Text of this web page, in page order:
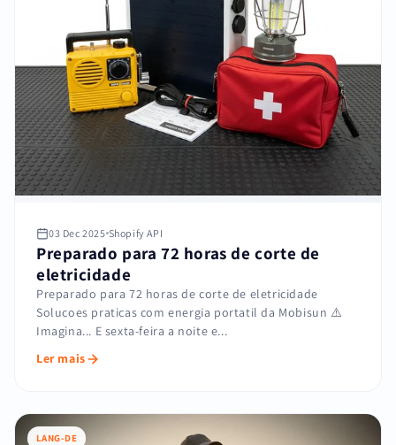
03 Dec 2025 Shopify API
Preparado para 72 horas de corte de
eletricidade
Preparado para 72 horas de corte de eletricidade
Solucoes praticas com energia portatil da Mobisun ⚠️
Imagina... E sexta-feira a noite e...
Ler mais
LANG-DE